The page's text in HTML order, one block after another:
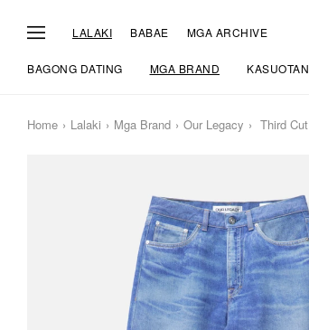
LALAKI BABAE MGA ARCHIVE
BAGONG DATING MGA BRAND KASUOTAN
Home Lalaki Mga Brand Our Legacy Third Cut